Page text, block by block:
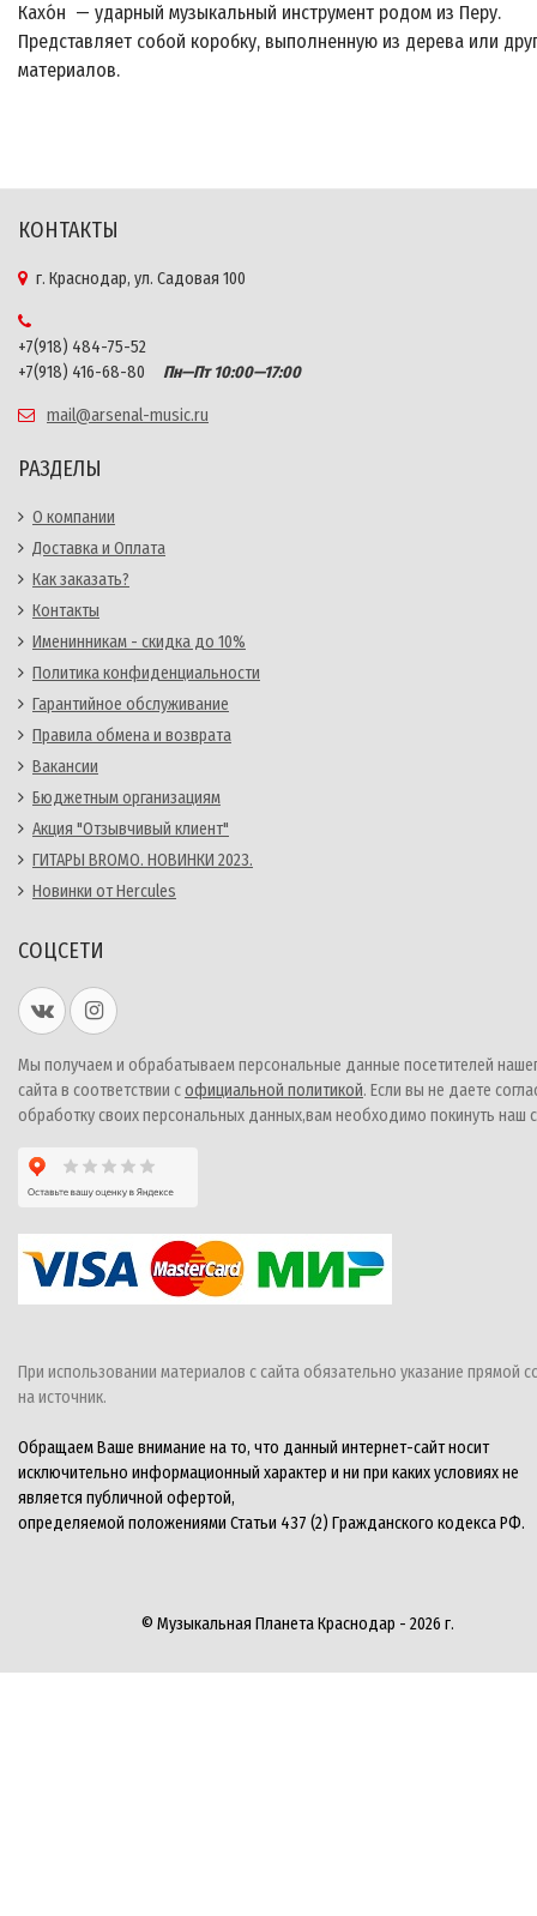
Кахо́н — ударный музыкальный инструмент родом из Перу.
Представляет собой коробку, выполненную из дерева или
материалов.
КОНТАКТЫ
г. Краснодар, ул. Садовая 100
+7(918) 484-75-52
+7(918) 416-68-80
Пн—Пт 10:00—17:00
mail@arsenal-music.ru
РАЗДЕЛЫ
О компании
Доставка и Оплата
Как заказать?
Контакты
Именинникам - скидка до 10%
Политика конфиденциальности
Гарантийное обслуживание
Правила обмена и возврата
Вакансии
Бюджетным организациям
Акция "Отзывчивый клиент"
ГИТАРЫ BROMO. НОВИНКИ 2023.
Новинки от Hercules
СОЦСЕТИ
Мы получаем и обрабатываем персональные данные посетителей
сайта в соответствии софициальной политикой. Если вы не даете
обработку своих персональных данных,вам необходимо покинуть наш
При использовании материалов с сайта обязательно указание прямой
на источник.
Обращаем Ваше внимание на то, что данный интернет-сайт носит
исключительно информационный характер и ни при каких условиях не
является публичной офертой,
определяемой положениями Статьи 437 (2) Гражданского кодекса РФ.
© Музыкальная Планета Краснодар - 2026 г.